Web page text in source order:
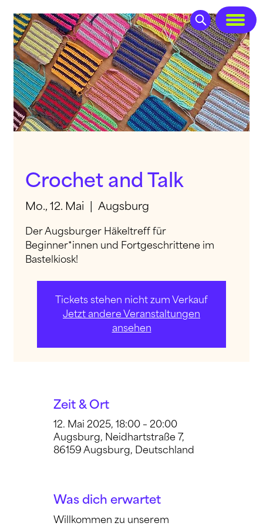
Crochet and Talk
Mo., 12. Mai Augsburg
Der Augsburger Häkeltreff für
Beginner*innen und Fortgeschrittene im
Bastelkiosk!
Tickets stehen nicht zum Verkauf
Jetzt andere Veranstaltungen
ansehen
Zeit & Ort
12. Mai 2025, 18:00 – 20:00
Augsburg, Neidhartstraße 7,
86159 Augsburg, Deutschland
Was dich erwartet
Willkommen zu unserem